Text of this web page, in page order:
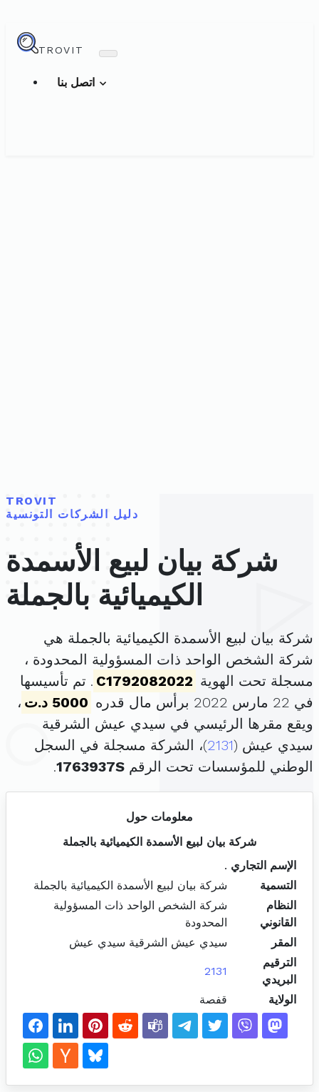
TROVIT
TROVIT
دليل الشركات التونسية
شركة بيان لبيع الأسمدة
الكيميائية بالجملة
شركة بيان لبيع الأسمدة الكيميائية بالجملة هي
شركة الشخص الواحد ذات المسؤولية المحدودة ،
مسجلة تحت الهوية C1792082022 . تم تأسيسها
في 22 مارس 2022 برأس مال قدره
5000 د.ت
،
ويقع مقرها الرئيسي في سيدي عيش الشرقية
سيدي عيش (2131)، الشركة مسجلة في السجل
الوطني للمؤسسات تحت الرقم 1763937S
.
معلومات حول
شركة بيان لبيع الأسمدة الكيميائية بالجملة
الإسم التجاري .
التسمية
شركة بيان لبيع الأسمدة الكيميائية بالجملة
النظام
القانوني
شركة الشخص الواحد ذات المسؤولية
المحدودة
المقر
سيدي عيش الشرقية سيدي عيش
الترقيم
البريدي
2131
الولاية قفصة